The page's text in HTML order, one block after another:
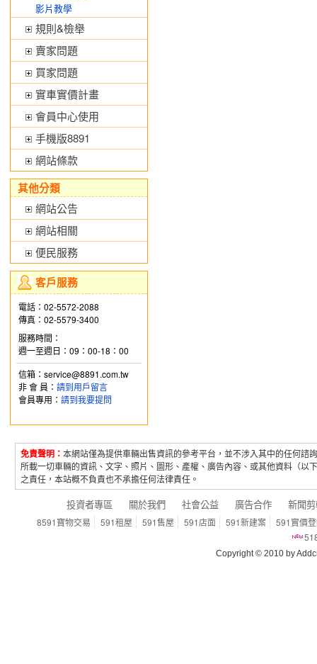
影片教學
規則&檢舉
賣家問題
買家問題
實車實價計畫
會員中心使用
手機版8891
網站條款
其他分類
網站公告
網站相關
便民服務
客戶服務
電話：02-5572-2088
傳真：02-5579-3400
服務時間：
週一至週日：09：00-18：00
信箱：service@8891.com.tw
非 會 員： 請到用戶留言
會員專用： 請到我要提問
免責聲明： 本網站僅為提供車輛出售資訊的參考平台，並不涉入其中的任何
所載一切車輛的資訊、文字、照片、圖形、產權、廣告內容、或其他資料（
之責任，本站概不負責也不承擔任何法律責任。
投資者專區 關於我們 社會公益 廣告合作 新聞
8591寶物交易 591租屋 591售屋 591店面 591新建案
591實價
Copyright © 2010 by